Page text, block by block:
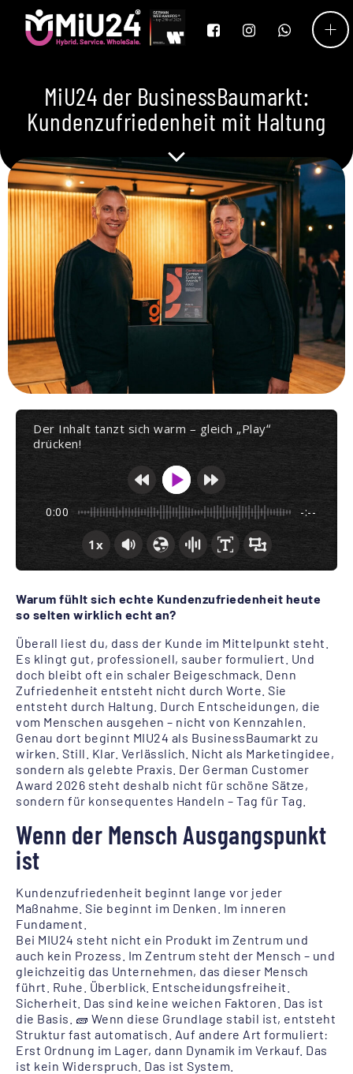
MiU24 der BusinessBaumarkt:
Kundenzufriedenheit mit Haltung
Der Inhalt tanzt sich warm – gleich „Play“
drücken!
0:00 -:--
1x
Warum fühlt sich echte Kundenzufriedenheit heute
so selten wirklich echt an?
Überall liest du, dass der Kunde im Mittelpunkt steht.
Es klingt gut, professionell, sauber formuliert. Und
doch bleibt oft ein schaler Beigeschmack. Denn
Zufriedenheit entsteht nicht durch Worte. Sie
entsteht durch Haltung. Durch Entscheidungen, die
vom Menschen ausgehen – nicht von Kennzahlen.
Genau dort beginnt MIU24 als BusinessBaumarkt zu
wirken. Still. Klar. Verlässlich. Nicht als Marketingidee,
sondern als gelebte Praxis. Der German Customer
Award 2026 steht deshalb nicht für schöne Sätze,
sondern für konsequentes Handeln – Tag für Tag.
Wenn der Mensch Ausgangspunkt
ist
Kundenzufriedenheit beginnt lange vor jeder
Maßnahme. Sie beginnt im Denken. Im inneren
Fundament.
Bei MIU24 steht nicht ein Produkt im Zentrum und
auch kein Prozess. Im Zentrum steht der Mensch – und
gleichzeitig das Unternehmen, das dieser Mensch
führt. Ruhe. Überblick. Entscheidungsfreiheit.
Sicherheit. Das sind keine weichen Faktoren. Das ist
die Basis. 🧱 Wenn diese Grundlage stabil ist, entsteht
Struktur fast automatisch. Auf andere Art formuliert:
Erst Ordnung im Lager, dann Dynamik im Verkauf. Das
ist kein Widerspruch. Das ist System.